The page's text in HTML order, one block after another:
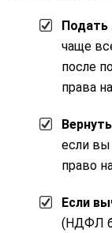
чаще
после
права
если
право
Если
(НДФЛ